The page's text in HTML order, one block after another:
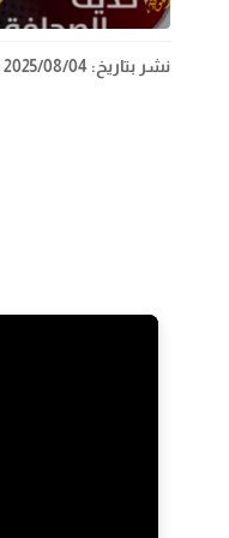
نشر بتاريخ: 2025/08/04